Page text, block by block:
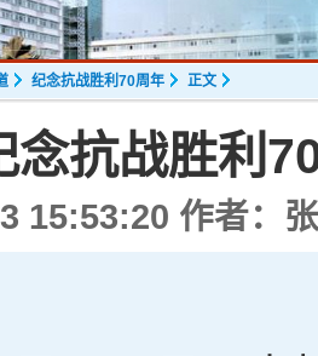
纪念抗战胜利70周年 正文
念抗战胜利
15:53:20 作者：